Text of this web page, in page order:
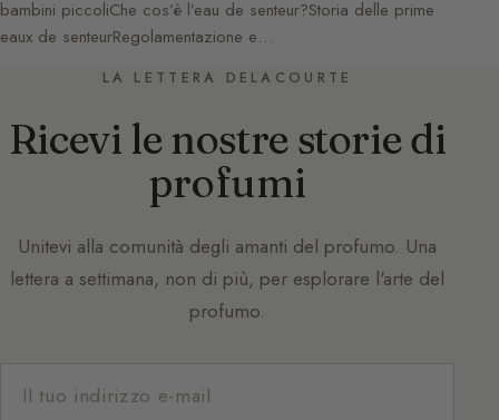
bambini piccoliChe cos’è l’eau de senteur?Storia delle prime
eaux de senteurRegolamentazione e…
LA LETTERA DELACOURTE
Ricevi le nostre storie di
profumi
Unitevi alla comunità degli amanti del profumo. Una
lettera a settimana, non di più, per esplorare l'arte del
profumo.